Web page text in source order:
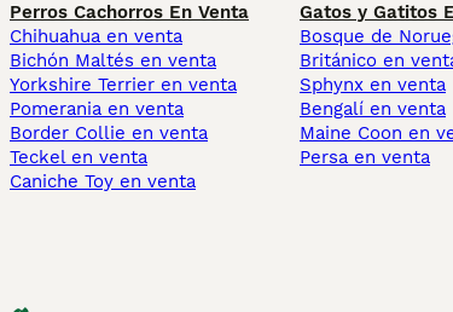
Perros Cachorros En Venta
Chihuahua en venta
Bichón Maltés en venta
Yorkshire Terrier en venta
Pomerania en venta
Border Collie en venta
Teckel en venta
Caniche Toy en venta
Gatos y Gatitos
Bosque de
Británico en
Sphynx en venta
Bengalí en venta
Maine Coon en
Persa en venta